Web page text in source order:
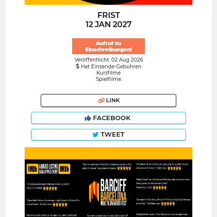
FRIST
12 JAN 2027
Aufruf zu
Einschreibungen!
Veröffentlicht: 02 Aug 2026
Hat Einsende-Gebühren
Kurzfilme
Spielfilme
LINK
FACEBOOK
TWEET